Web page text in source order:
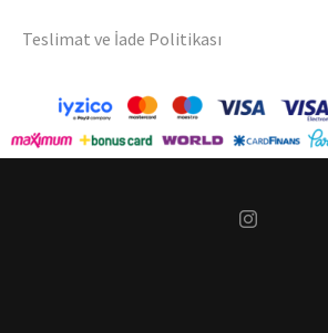
Teslimat ve İade Politikası